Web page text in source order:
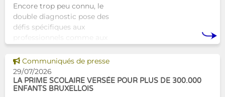
Encore trop peu connu, le
double diagnostic pose des
défis spécifiques aux
professionnels comme aux
Tam-Tam apporte une réponse
concrète avec une formation
dest
Voir cette news
Communiqués de presse
29/07/2026
LA PRIME SCOLAIRE VERSÉE POUR PLUS DE 300.000
ENFANTS BRUXELLOIS